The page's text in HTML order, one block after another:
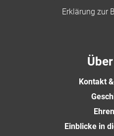
Erklärung zur
Kontakt
Einblicke in